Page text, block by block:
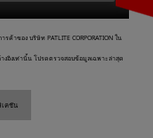
ค้าของ บริษัท PATLITE CORPORATION ใน
งอิงเท่านั้น โปรดตรวจสอบข้อมูลเฉพาะล่าสุด
คชัน